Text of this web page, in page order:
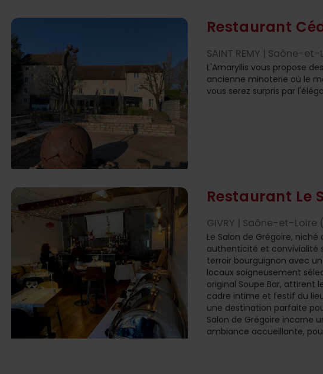
Restaurant
SAINT REMY | Saône-et-
L'Amaryllis vous propose
ancienne minoterie où le
vous serez surpris par
Restaurant Le
GIVRY | Saône-et-Loire
Le Salon de Grégoire,
authenticité et convivialité
terroir bourguignon avec
locaux soigneusement
original Soupe Bar, attirent
cadre intime et festif du
une destination parfaite
Salon de Grégoire incarne
ambiance accueillante,